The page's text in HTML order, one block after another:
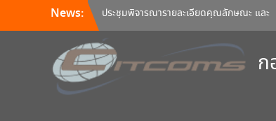
News:
ประชุมพิจารณารายละเอียดคุณลักษณะ และ
กำหนดราคากลางครุภัณฑ์คอมพิวเตอร์ ครั้ง
5/2569
อบรมหลักสูตร Continuous Integration
Continuous Deployment (CI/CD)
ขอเชิญเข้าร่วมการอบรมสัมมนา “พัฒนาทักษะ
ก